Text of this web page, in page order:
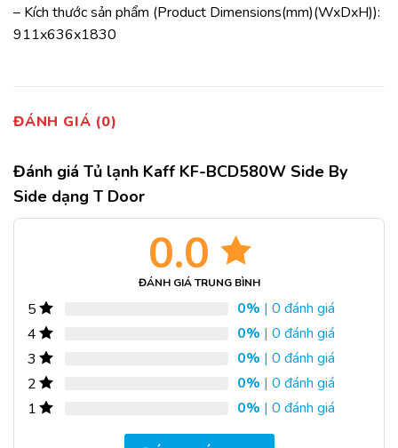
– Kích thước sản phẩm (Product Dimensions(mm)(WxDxH)):
911x636x1830
ĐÁNH GIÁ (0)
Đánh giá Tủ lạnh Kaff KF-BCD580W Side By
Side dạng T Door
0.0
ĐÁNH GIÁ TRUNG BÌNH
5 0% | 0 đánh giá
4
0% | 0 đánh giá
3
0% | 0 đánh giá
2
0% | 0 đánh giá
1
0% | 0 đánh giá